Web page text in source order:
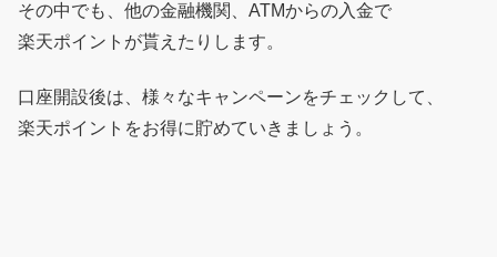
その中でも、他の金融機関、ATMからの入金で
楽天ポイントが貰えたりします。
口座開設後は、様々なキャンペーンをチェックして、
楽天ポイントをお得に貯めていきましょう。